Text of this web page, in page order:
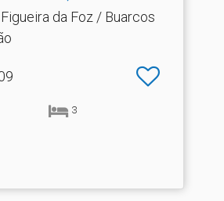
Gara.​..
da Foz / Buarcos
3